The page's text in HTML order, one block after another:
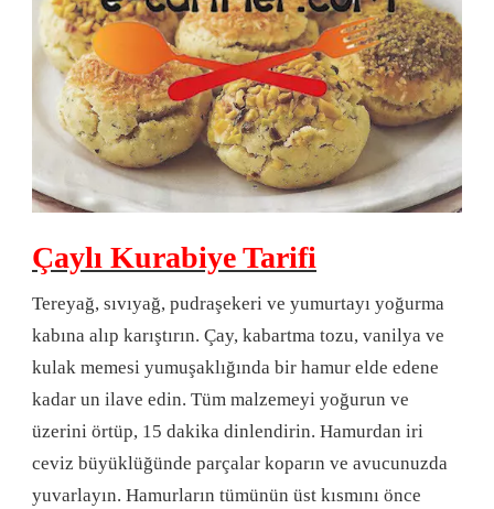
Çaylı Kurabiye Tarifi
Tereyağ, sıvıyağ, pudraşekeri ve yumurtayı yoğurma
kabına alıp karıştırın. Çay, kabartma tozu, vanilya ve
kulak memesi yumuşaklığında bir hamur elde edene
kadar un ilave edin. Tüm malzemeyi yoğurun ve
üzerini örtüp, 15 dakika dinlendirin. Hamurdan iri
ceviz büyüklüğünde parçalar koparın ve avucunuzda
yuvarlayın. Hamurların tümünün üst kısmını önce